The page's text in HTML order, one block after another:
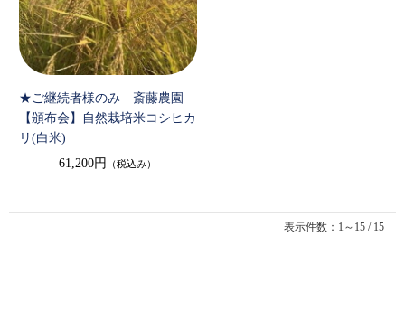
★ご継続者様のみ 斎藤農園
【頒布会】自然栽培米コシヒカ
リ(白米)
61,200円
（税込み）
表示件数：1～15 / 15